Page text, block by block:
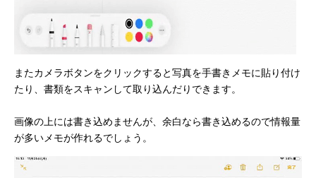
またカメラボタンをクリックすると写真を手書きメモに貼り付け
たり、書類をスキャンして取り込んだりできます。
画像の上には書き込めませんが、余白なら書き込めるので情報量
が多いメモが作れるでしょう。